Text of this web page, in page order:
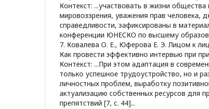
Контекст: ...участвовать в жизни общества
мировоззрения, уважения прав человека,
справедливости, зафиксированы в
конференции ЮНЕСКО по высшему
7. Ковалева О. Е., Юферова Е. Э. Лицом к
Как провести эффективно интервью при
Контекст: ...При этом адаптация в
только успешное трудоустройство, но и
личностных проблем, выработку
актуализацию собственных ресурсов для
препятствий [7, с. 44]...